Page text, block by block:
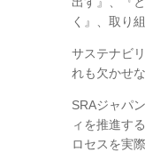
く』、取り
サステナビ
れも欠かせ
SRAジャパ
ィを推進す
ロセスを実